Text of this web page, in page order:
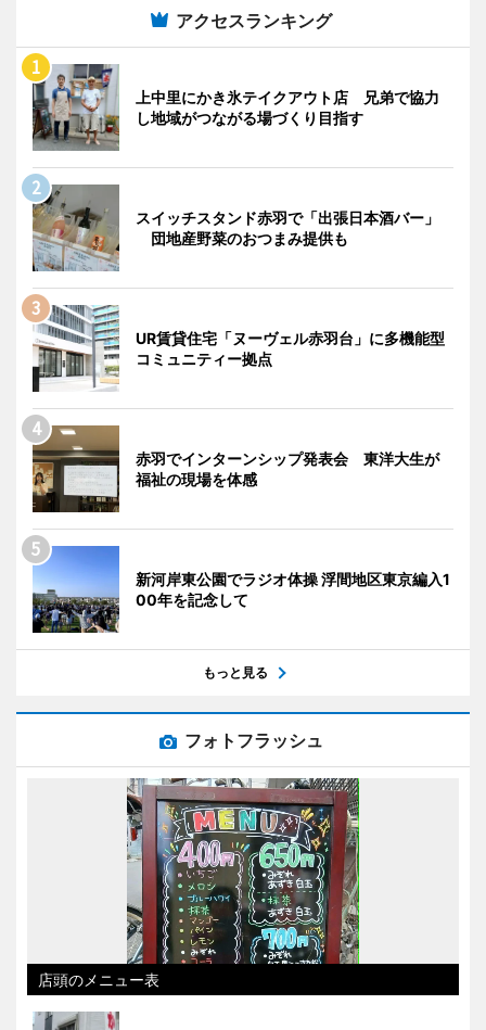
アクセスランキング
上中里にかき氷テイクアウト店 兄弟で協力
し地域がつながる場づくり目指す
スイッチスタンド赤羽で「出張日本酒バー」
団地産野菜のおつまみ提供も
UR賃貸住宅「ヌーヴェル赤羽台」に多機能型
コミュニティー拠点
赤羽でインターンシップ発表会 東洋大生が
福祉の現場を体感
新河岸東公園でラジオ体操 浮間地区東京編入1
00年を記念して
もっと見る
フォトフラッシュ
店頭のメニュー表